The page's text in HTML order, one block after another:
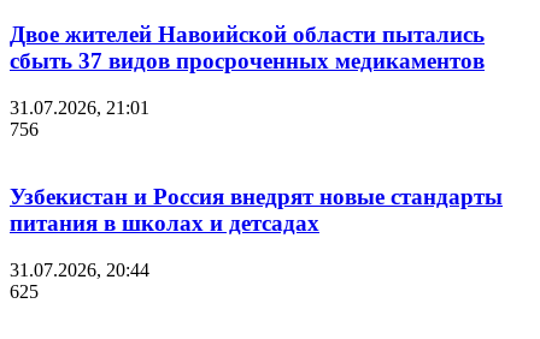
Двое жителей Навоийской области пытались
сбыть 37 видов просроченных медикаментов
31.07.2026, 21:01
756
Узбекистан и Россия внедрят новые стандарты
питания в школах и детсадах
31.07.2026, 20:44
625